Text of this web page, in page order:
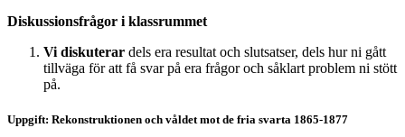
Diskussionsfrågor i klassrummet
Vi diskuterar dels era resultat och slutsatser, dels hur ni gått
tillväga för att få svar på era frågor och såklart problem ni stött
på.
Uppgift: Rekonstruktionen och våldet mot de fria svarta 1865-1877